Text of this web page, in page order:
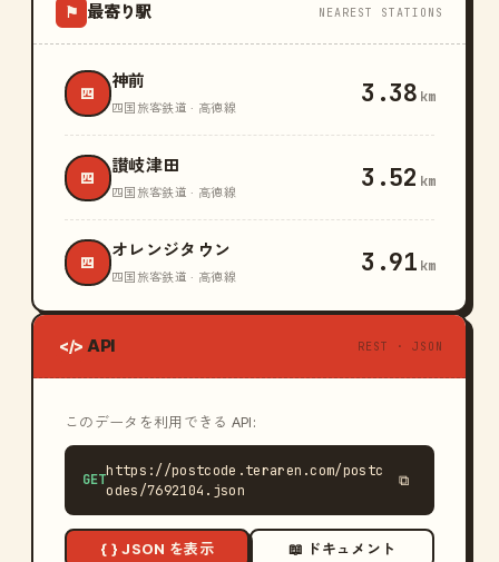
⚑ 最寄り駅 NEAREST STATIONS
四
神前
四国旅客鉄道 · 高徳線 3.38 km
四
讃岐津田
四国旅客鉄道 · 高徳線 3.52 km
四
オレンジタウン
四国旅客鉄道 · 高徳線 3.91 km
</> API REST · JSON
このデータを利用できる API:
GET
https://postcode.teraren.com/postc
odes/7692104.json
⧉
{ } JSON を表示 📖 ドキュメント